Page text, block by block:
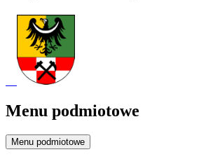
Menu podmiotowe
Menu podmiotowe